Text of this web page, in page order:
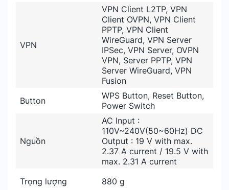
VPN
VPN Client L2TP, VPN
Client OVPN, VPN Client
PPTP, VPN Client
WireGuard, VPN Server
IPSec, VPN Server, OVPN
VPN, Server PPTP, VPN
Server WireGuard, VPN
Fusion
Button
WPS Button, Reset Button,
Power Switch
Nguồn
AC Input :
110V~240V(50~60Hz) DC
Output : 19 V with max.
2.37 A current / 19.5 V with
max. 2.31 A current
Trọng lượng
880 g